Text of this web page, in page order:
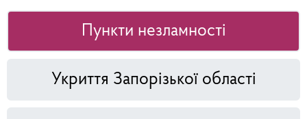
Пункти незламності
Укриття Запорізької області